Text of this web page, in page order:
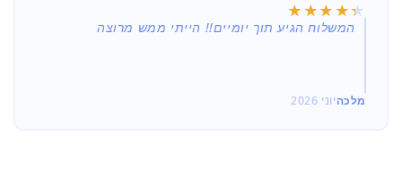
★★★★★
★★★★★
המשלוח הגיע תוך יומיים!! הייתי ממש מרוצה
מלכהיוני 2026